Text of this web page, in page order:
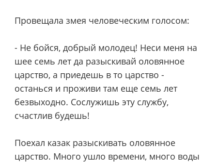
Провещала змея человеческим голосом:
- Не бойся, добрый молодец! Неси меня на
шее семь лет да разыскивай оловянное
царство, а приедешь в то царство -
останься и проживи там еще семь лет
безвыходно. Сослужишь эту службу,
счастлив будешь!
Поехал казак разыскивать оловянное
царство. Много ушло времени, много воды